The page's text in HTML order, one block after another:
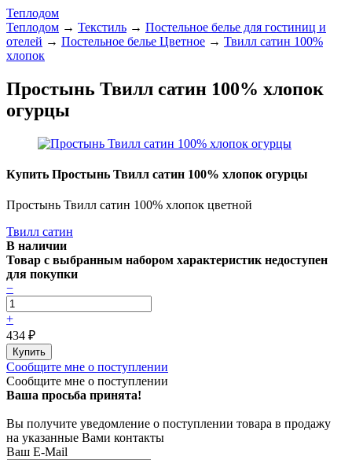
Теплодом
Теплодом → Текстиль → Постельное белье для гостиниц и
отелей → Постельное белье Цветное → Твилл сатин 100%
хлопок
Простынь Твилл сатин 100% хлопок
огурцы
Купить Простынь Твилл сатин 100% хлопок огурцы
Простынь Твилл сатин 100% хлопок цветной
Твилл сатин
В наличии
Товар с выбранным набором характеристик недоступен
для покупки
−
+
434 ₽
Сообщите мне о поступлении
Сообщите мне о поступлении
Ваша просьба принята!
Вы получите уведомление о поступлении товара в продажу
на указанные Вами контакты
Ваш E-Mail